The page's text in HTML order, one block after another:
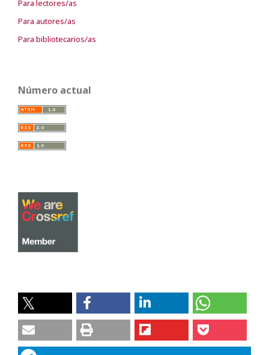
Para lectores/as
Para autores/as
Para bibliotecarios/as
Número actual